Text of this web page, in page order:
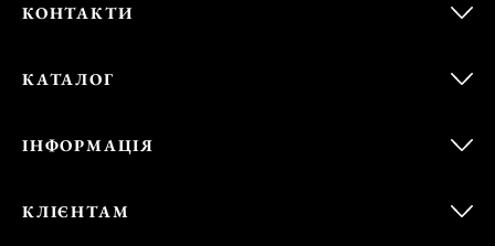
КОНТАКТИ
КАТАЛОГ
ІНФОРМАЦІЯ
КЛІЄНТАМ